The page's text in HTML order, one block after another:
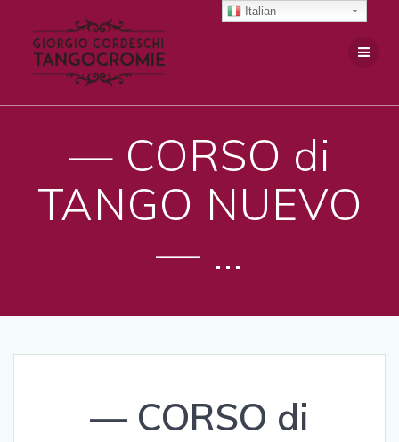
— CORSO di
TANGO NUEVO
— …
— CORSO di
Italian